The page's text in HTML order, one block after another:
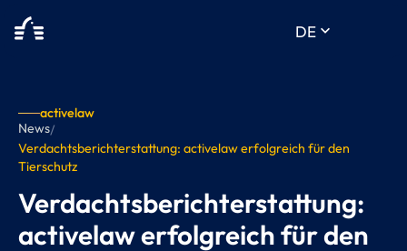
DE keyboard_arrow_down
activelaw
News/
Verdachtsberichterstattung: activelaw erfolgreich für den
Tierschutz
Verdachtsberichterstattung:
activelaw erfolgreich für den